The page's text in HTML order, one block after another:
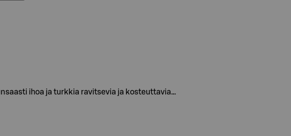
ihoa ja turkkia ravitsevia ja kosteuttavia…